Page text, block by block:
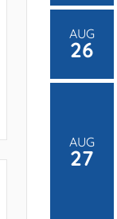
AUG
26
AUG
27